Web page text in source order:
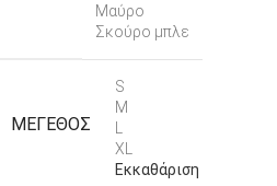
Μαύρο
Σκούρο μπλε
ΜΈΓΕΘΟΣ
S
M
XL
Εκκαθάριση